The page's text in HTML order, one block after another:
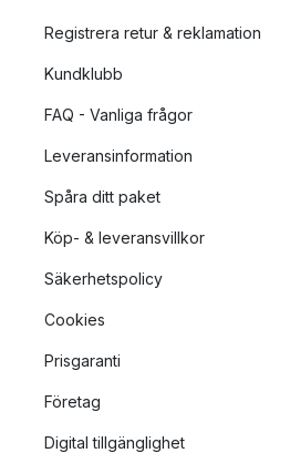
sortiment av utebelysning och låt
utomhusupplevelse.
Registrera retur & reklamation
Kundklubb
FAQ - Vanliga frågor
Leveransinformation
Spåra ditt paket
Köp- & leveransvillkor
Säkerhetspolicy
Cookies
Prisgaranti
Företag
Digital tillgänglighet